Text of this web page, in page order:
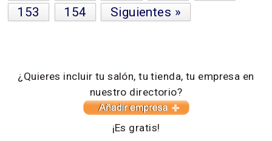
153
154 Siguientes »
¿Quieres incluir tu salón, tu tienda, tu empresa en
nuestro directorio?
¡Es gratis!